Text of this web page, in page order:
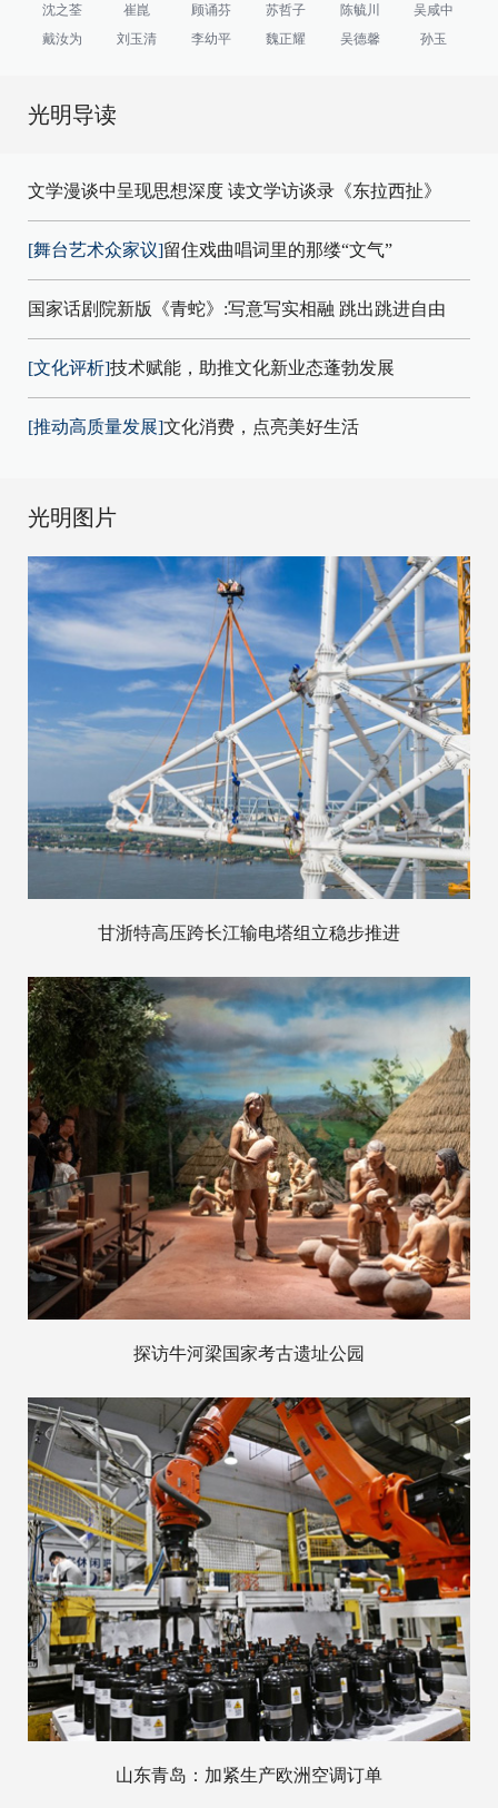
沈之荃 崔崑 顾诵芬 苏哲子 陈毓川
吴咸中
戴汝为
刘玉清 李幼平 魏正耀 吴德馨 孙玉
光明导读
文学漫谈中呈现思想深度 读文学访谈录《东拉西扯》
[舞台艺术众家议]留住戏曲唱词里的那缕“文气”
国家话剧院新版《青蛇》:写意写实相融 跳出跳进自由
[文化评析]技术赋能，助推文化新业态蓬勃发展
[推动高质量发展]文化消费，点亮美好生活
光明图片
甘浙特高压跨长江输电塔组立稳步推进
探访牛河梁国家考古遗址公园
山东青岛：加紧生产欧洲空调订单